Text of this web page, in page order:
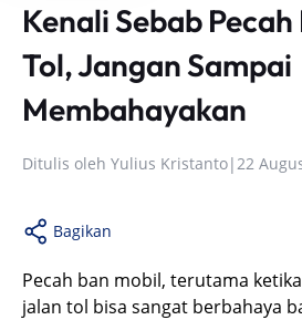
Kenali Sebab
Tol, Jangan Sampai
Membahayakan
Ditulis oleh Yulius Kristanto|22
Bagikan
Pecah ban mobil, terutama
jalan tol bisa sangat berbahaya